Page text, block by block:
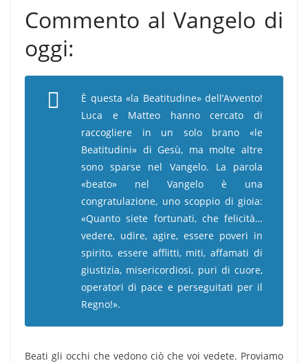
Commento al Vangelo di
oggi:
È questa «la Beatitudine» dell’Avvento!
Luca e Matteo hanno cercato di
raccogliere in un solo brano «le
Beatitudini» di Gesù, ma molte altre
sono sparse nel Vangelo. La parola
«beato» nel Vangelo è una
congratulazione, uno scoppio di gioia:
«Quanto siete fortunati, che felicità…
vedere, udire, agire, essere poveri in
spirito, essere afflitti, miti, affamati di
giustizia, misericordiosi, puri di cuore,
operatori di pace e perseguitati per il
Regno!».
Beati gli occhi che vedono ciò che voi vedete. Proviamo